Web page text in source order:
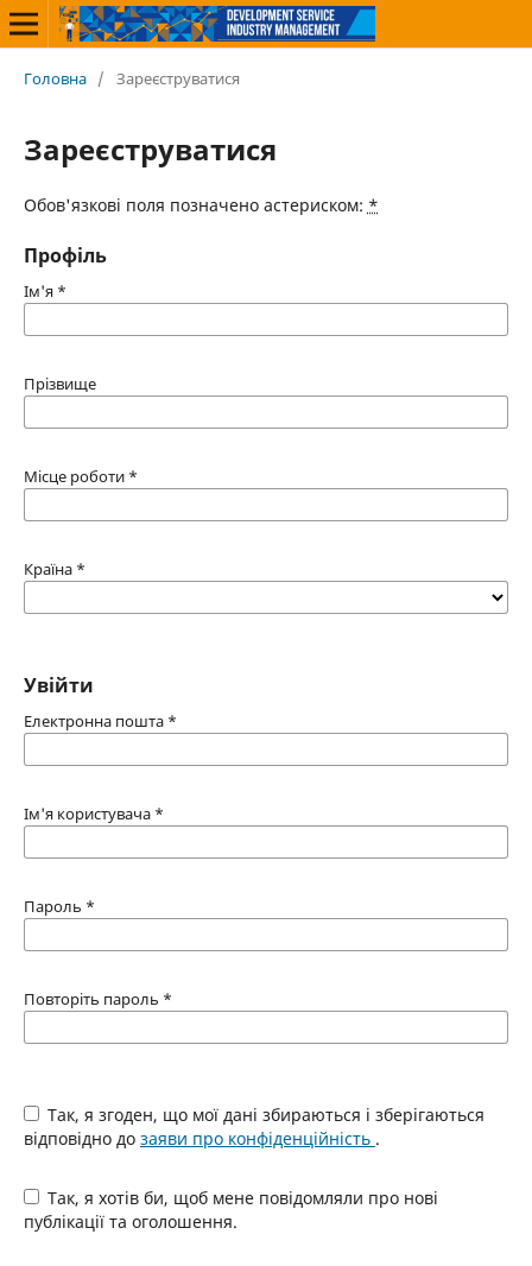
Головна / Зареєструватися
Зареєструватися
Обов'язкові поля позначено астериском: *
Профіль
Ім'я *
Прізвище
Місце роботи *
Країна *
Увійти
Електронна пошта *
Ім'я користувача *
Пароль *
Повторіть пароль *
Так, я згоден, що мої дані збираються і зберігаються
відповідно до заяви про конфіденційність .
Так, я хотів би, щоб мене повідомляли про нові
публікації та оголошення.